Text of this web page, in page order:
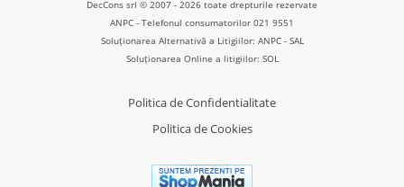
DecCons srl © 2007 - 2026 toate drepturile rezervate
ANPC - Telefonul consumatorilor 021 9551
Soluționarea Alternativă a Litigiilor: ANPC - SAL
Soluționarea Online a litigiilor: SOL
Politica de Confidentialitate
Politica de Cookies